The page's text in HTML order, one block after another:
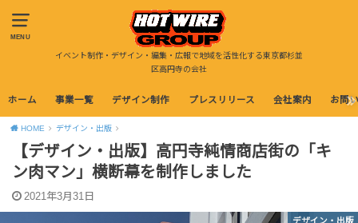
MENU
イベント制作・デザイン・編集・広報で地域を活性化する東京都杉並
区高円寺の会社
ホーム 事業一覧 デザイン制作 プレスリリース 会社案内 お問
HOME デザイン・出版
【デザイン・出版】高円寺純情商店街の「キ
ン肉マン」横断幕を制作しました
2021年3月31日
デザイン・出版